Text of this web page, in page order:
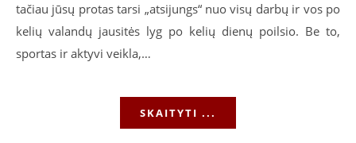
tačiau jūsų protas tarsi „atsijungs“ nuo visų darbų ir vos po
kelių valandų jausitės lyg po kelių dienų poilsio. Be to,
sportas ir aktyvi veikla,…
SKAITYTI ...